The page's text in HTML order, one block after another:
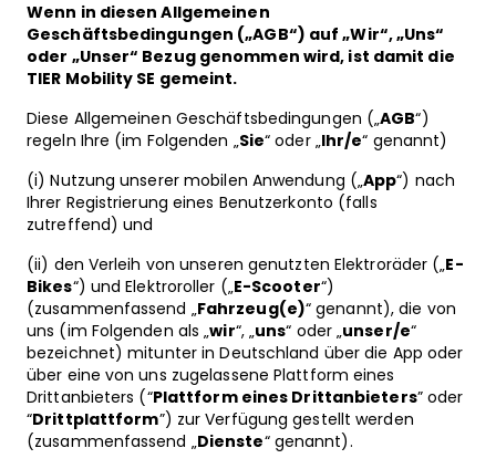
Wenn in diesen Allgemeinen
Geschäftsbedingungen („AGB“) auf „Wir“, „Uns“
oder „Unser“ Bezug genommen wird, ist damit die
TIER Mobility SE gemeint.
Diese Allgemeinen Geschäftsbedingungen („AGB“)
regeln Ihre (im Folgenden „Sie“ oder „Ihr/e“ genannt)
(i) Nutzung unserer mobilen Anwendung („App“) nach
Ihrer Registrierung eines Benutzerkonto (falls
zutreffend) und
(ii) den Verleih von unseren genutzten Elektroräder („E-
Bikes“) und Elektroroller („E-Scooter“)
(zusammenfassend „Fahrzeug(e)“ genannt), die von
uns (im Folgenden als „wir“, „uns“ oder „unser/e“
bezeichnet) mitunter in Deutschland über die App oder
über eine von uns zugelassene Plattform eines
Drittanbieters (“Plattform eines Drittanbieters” oder
“Drittplattform”) zur Verfügung gestellt werden
(zusammenfassend „Dienste“ genannt).